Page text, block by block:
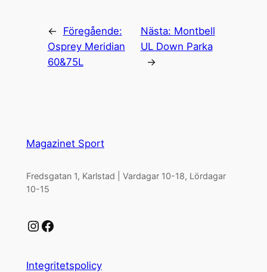
←
Föregående:
Osprey Meridian
60&75L
Nästa: Montbell
UL Down Parka
→
Magazinet Sport
Fredsgatan 1, Karlstad | Vardagar 10-18, Lördagar
10-15
Instagram Facebook
Integritetspolicy